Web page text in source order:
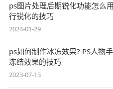
ps图片处理后期锐化功能怎么
行锐化的技巧
2024-01-29
ps如何制作冰冻效果? PS人物
冻结效果的技巧
2023-07-13